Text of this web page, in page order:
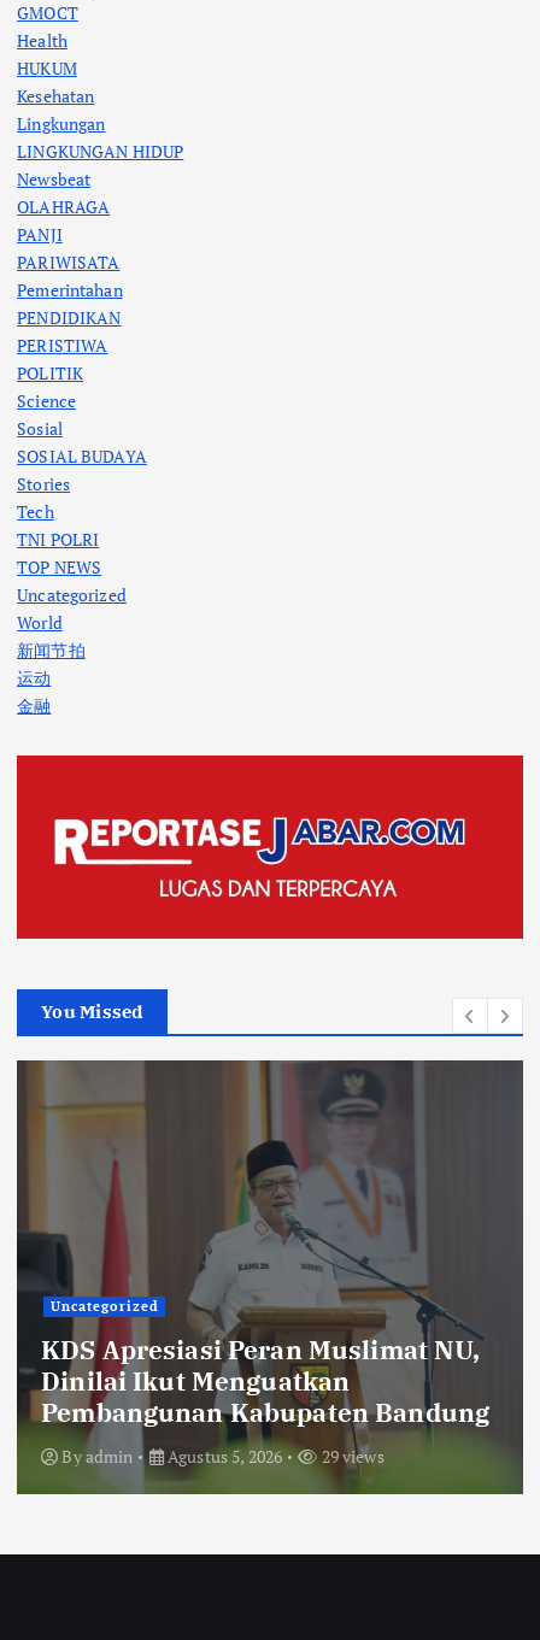
GMOCT
Health
HUKUM
Kesehatan
Lingkungan
LINGKUNGAN HIDUP
Newsbeat
OLAHRAGA
PANJI
PARIWISATA
Pemerintahan
PENDIDIKAN
PERISTIWA
POLITIK
Science
Sosial
SOSIAL BUDAYA
Stories
Tech
TNI POLRI
TOP NEWS
Uncategorized
World
新闻节拍
运动
金融
You Missed
Uncategorized
KDS Sambut Kunjungan Kepala Staf
Kepresidenan, Sekolah Rakyat
Terintegrasi 4 Kabupaten Bandung
Resmi Gelar MPLS
Byadmin Agustus 5, 2026 26 views